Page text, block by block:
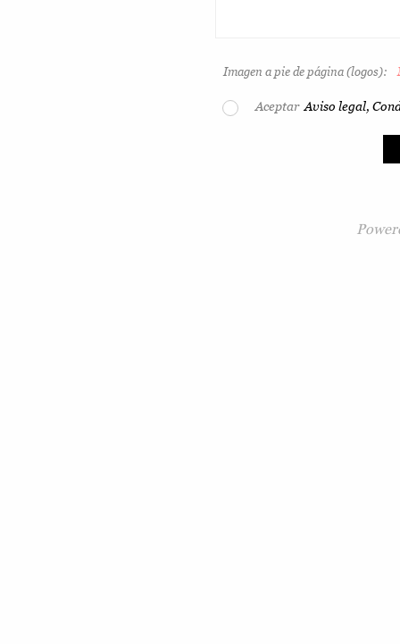
Imagen a pie de página (logos):
AceptarAviso legal,